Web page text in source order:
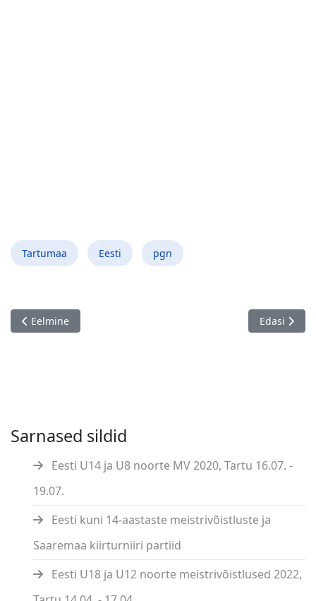
Tartumaa Eesti pgn
Eelmine artikkel: Eesti Maleliidu üldkoosolekul valiti uus
Eelmine Järgmine
Edasi
Sarnased sildid
Eesti U14 ja U8 noorte MV 2020, Tartu 16.07. -
19.07.
Eesti kuni 14-aastaste meistrivõistluste ja
Saaremaa kiirturniiri partiid
Eesti U18 ja U12 noorte meistrivõistlused 2022,